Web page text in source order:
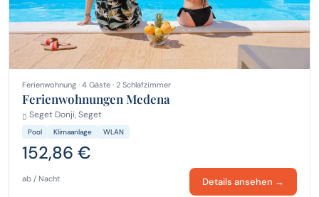
Ferienwohnung · 4 Gäste · 2 Schlafzimmer
Ferienwohnungen Medena
Seget Donji, Seget
Pool Klimaanlage WLAN
152,86 €
ab / Nacht Details ansehen →